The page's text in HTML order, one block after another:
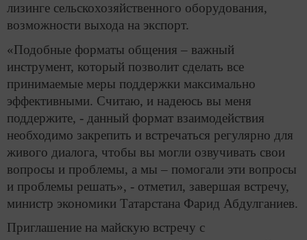
лизинге сельскохозяйственного оборудования,
возможности выхода на экспорт.
«Подобные форматы общения – важный
инструмент, который позволит сделать все
принимаемые меры поддержки максимально
эффективными. Считаю, и надеюсь вы меня
поддержите, - данный формат взаимодействия
необходимо закрепить и встречаться регулярно для
живого диалога, чтобы вы могли озвучивать свои
вопросы и проблемы, а мы – помогали эти вопросы
и проблемы решать», - отметил, завершая встречу,
министр экономики Татарстана Фарид Абдулганиев.
Приглашение на майскую встречу с